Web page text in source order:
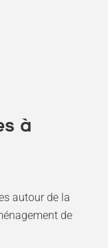
à
autour de la
de